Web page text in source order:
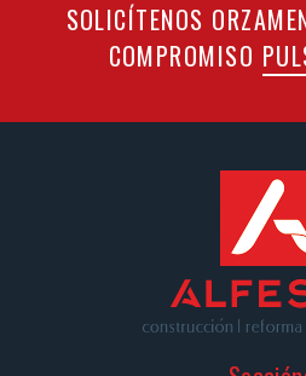
SOLICÍTENOS
COMPROMISO